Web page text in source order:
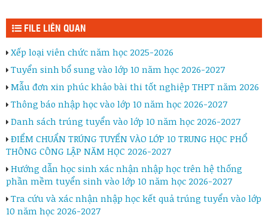
FILE LIÊN QUAN
Xếp loại viên chức năm học 2025-2026
Tuyển sinh bổ sung vào lớp 10 năm học 2026-2027
Mẫu đơn xin phúc khảo bài thi tốt nghiệp THPT năm 2026
Thông báo nhập học vào lớp 10 năm học 2026-2027
Danh sách trúng tuyển vào lớp 10 năm học 2026-2027
ĐIỂM CHUẨN TRÚNG TUYỂN VÀO LỚP 10 TRUNG HỌC PHỔ
THÔNG CÔNG LẬP NĂM HỌC 2026-2027
Hướng dẫn học sinh xác nhận nhập học trên hệ thống
phần mềm tuyển sinh vào lớp 10 năm học 2026-2027
Tra cứu và xác nhận nhập học kết quả trúng tuyển vào lớp
10 năm học 2026-2027